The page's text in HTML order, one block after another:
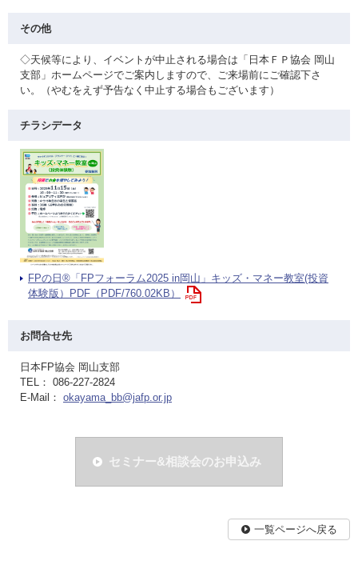
その他
◇天候等により、イベントが中止される場合は「日本ＦＰ協会 岡山
支部」ホームページでご案内しますので、ご来場前にご確認下さ
い。（やむをえず予告なく中止する場合もございます）
チラシデータ
FPの日®「FPフォーラム2025 in岡山」キッズ・マネー教室(投資
体験版）PDF（PDF/760.02KB）
お問合せ先
日本FP協会 岡山支部
TEL： 086-227-2824
E-Mail： okayama_bb@jafp.or.jp
セミナー&相談会のお申込み
一覧ページへ戻る